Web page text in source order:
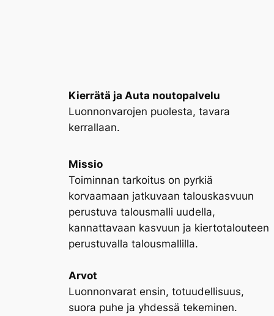
Kierrätä ja Auta noutopalvelu
Luonnonvarojen puolesta, tavara
kerrallaan.
Missio
Toiminnan tarkoitus on pyrkiä
korvaamaan jatkuvaan talouskasvuun
perustuva talousmalli uudella,
kannattavaan kasvuun ja kiertotalouteen
perustuvalla talousmallilla.
Arvot
Luonnonvarat ensin, totuudellisuus,
suora puhe ja yhdessä tekeminen.